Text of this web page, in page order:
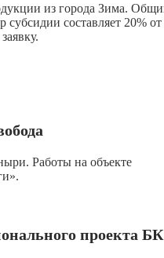
из города Зима.
составляет 20% от
Работы на объекте
проекта